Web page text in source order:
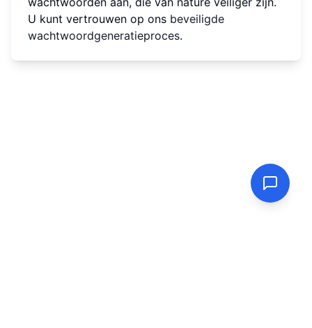
U kunt vertrouwen op ons beveiligde
wachtwoordgeneratieproces.